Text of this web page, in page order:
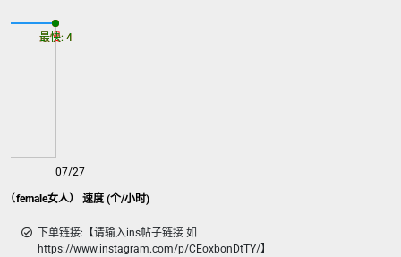
female女人） 速度 (个/小时)
07/27
最慢: 4
最快: 4
下单链接:【请输入ins帖子链接 如
https://www.instagram.com/p/CEoxbonDtTY/】